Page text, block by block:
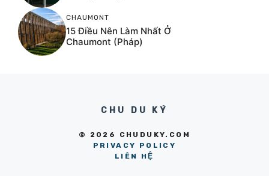
CHAUMONT
15 Điều Nên Làm Nhất Ở
Chaumont (Pháp)
CHU DU KÝ
© 2026 CHUDUKY.COM
PRIVACY POLICY
LIÊN HỆ